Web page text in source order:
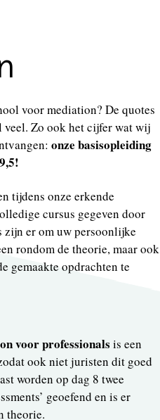
voor mediation? De quotes
veel. Zo ook het cijfer wat wij
onze basisopleiding
tijdens onze erkende
cursus gegeven door
zijn er om uw persoonlijke
rondom de theorie, maar ook
gemaakte opdrachten te
voor professionals is een
ook niet juristen dit goed
worden op dag 8 twee
geoefend en is er
theorie.